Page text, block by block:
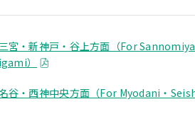
宮・新神戸・谷上方面（For
）
谷・西神中央方面（For Myodani・